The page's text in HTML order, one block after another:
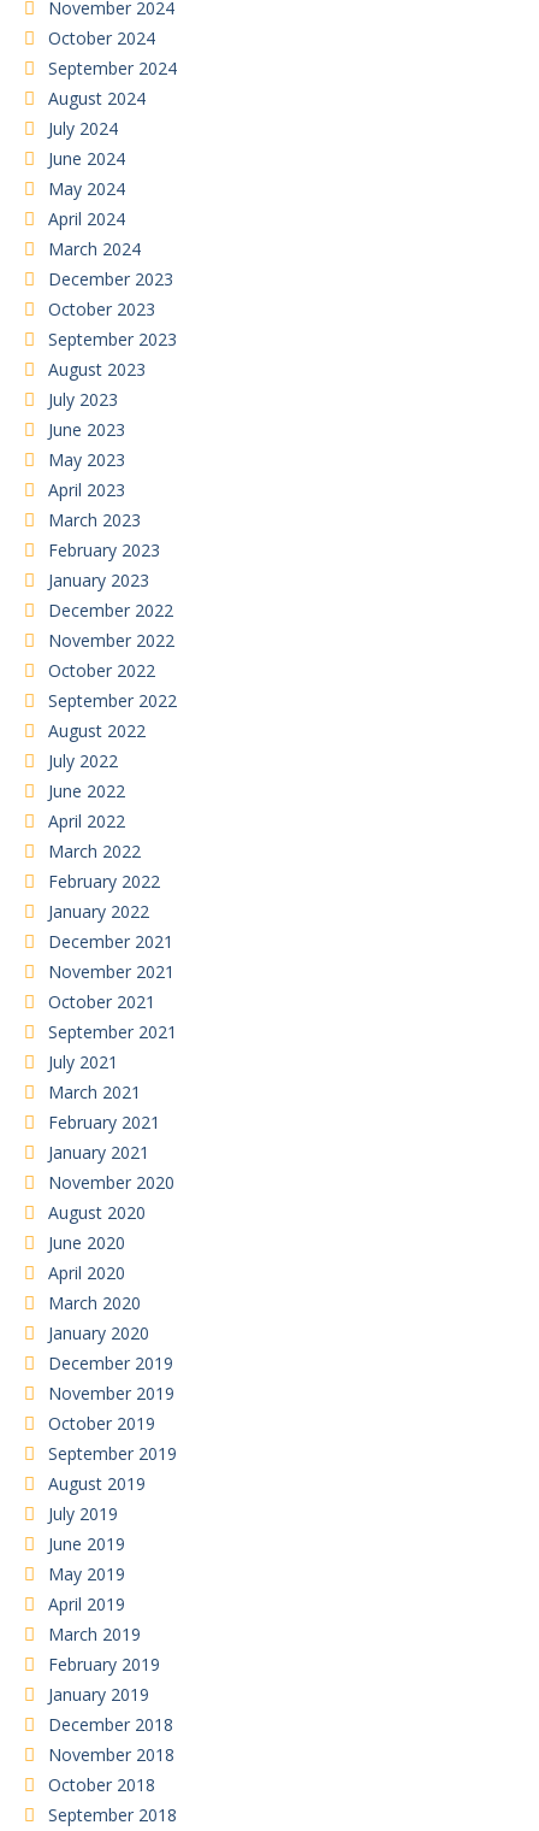
November 2024
October 2024
September 2024
August 2024
July 2024
June 2024
May 2024
April 2024
March 2024
December 2023
October 2023
September 2023
August 2023
July 2023
June 2023
May 2023
April 2023
March 2023
February 2023
January 2023
December 2022
November 2022
October 2022
September 2022
August 2022
July 2022
June 2022
April 2022
March 2022
February 2022
January 2022
December 2021
November 2021
October 2021
September 2021
July 2021
March 2021
February 2021
January 2021
November 2020
August 2020
June 2020
April 2020
March 2020
January 2020
December 2019
November 2019
October 2019
September 2019
August 2019
July 2019
June 2019
May 2019
April 2019
March 2019
February 2019
January 2019
December 2018
November 2018
October 2018
September 2018